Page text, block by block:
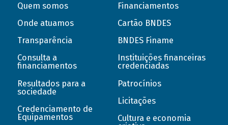
Quem somos
Onde atuamos
Transparência
Consulta a
financiamentos
Resultados para a
sociedade
Credenciamento de
Equipamentos
Financiamentos
Cartão BNDES
BNDES Finame
Instituições financeiras
credenciadas
Patrocínios
Licitações
Cultura e economia